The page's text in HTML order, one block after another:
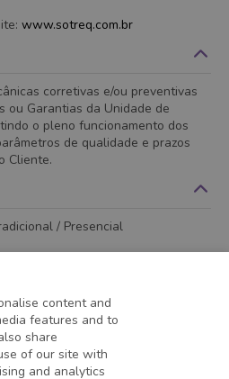
www.sotreq.com.br
corretivas e/ou preventivas
ou Garantias da Unidade de
o pleno funcionamento dos
de qualidade e prazos
Cliente.
/ Presencial
content and
features and to
share
of our site with
and analytics